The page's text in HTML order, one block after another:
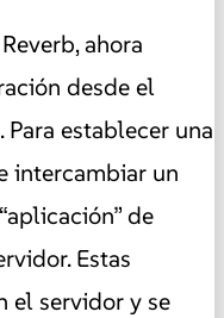
ahora
desde el
establecer una
intercambiar un
de
Estas
el servidor y se